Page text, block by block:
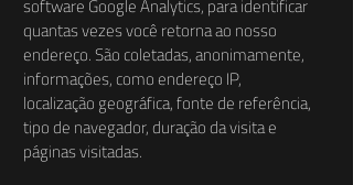
software Google Analytics, para identificar
quantas vezes você retorna ao nosso
endereço. São coletadas, anonimamente,
informações, como endereço IP,
localização geográfica, fonte de referência,
tipo de navegador, duração da visita e
páginas visitadas.